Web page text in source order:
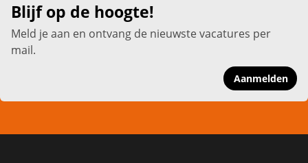
Blijf op de hoogte!
Meld je aan en ontvang de nieuwste vacatures per
mail.
Aanmelden